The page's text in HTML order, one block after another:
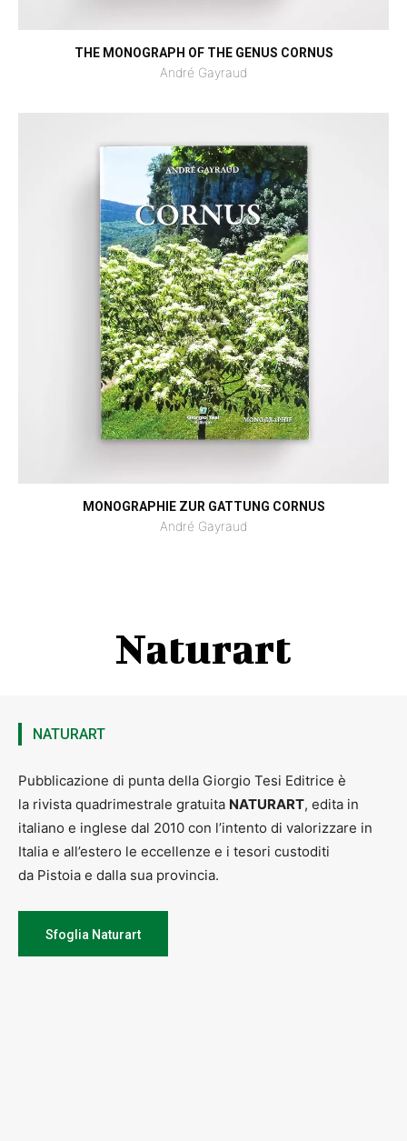
THE MONOGRAPH OF THE GENUS CORNUS
André Gayraud
MONOGRAPHIE ZUR GATTUNG CORNUS
André Gayraud
Naturart
NATURART
Pubblicazione di punta della Giorgio Tesi Editrice è
la rivista quadrimestrale gratuita NATURART, edita in
italiano e inglese dal 2010 con l’intento di valorizzare in
Italia e all’estero le eccellenze e i tesori custoditi
da Pistoia e dalla sua provincia.
Sfoglia Naturart